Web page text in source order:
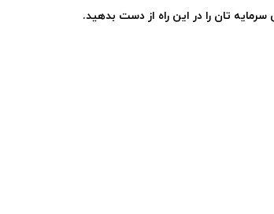
تان را در این راه از دست بدهید.